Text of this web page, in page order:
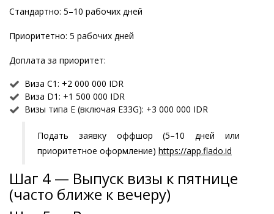
Стандартно: 5–10 рабочих дней
Приоритетно: 5 рабочих дней
Доплата за приоритет:
Виза C1: +2 000 000 IDR
Виза D1: +1 500 000 IDR
Визы типа E (включая E33G): +3 000 000 IDR
Подать заявку оффшор (5–10 дней или
приоритетное оформление) https://app.flado.id
Шаг 4 — Выпуск визы к пятнице
(часто ближе к вечеру)